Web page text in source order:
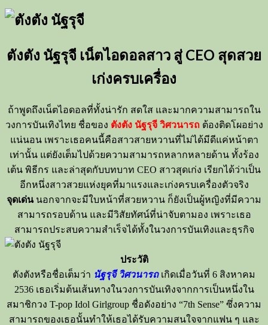
ตังตัง นัฐรุจี เน็ตไอดอลสาว สู่CEO สุดสวย
เก่งครบเครื่อง
ถ้าพูดถึงเน็ตไอดอลที่ทั้งน่ารัก สดใส และมากความสามารถใน
วงการบันเทิงไทย ชื่อของ ตังตัง นัฐรุจี วิศวนารถ ต้องติดโผอย่าง
แน่นอน เพราะเธอคนนี้คือสาวสายหวานที่ไม่ได้มีดีแค่หน้าตา
เท่านั้น แต่ยังเต็มไปด้วยความสามารถหลากหลายด้าน ทั้งร้อง
เต้น พิธีกร และล่าสุดกับบทบาท CEO สาวสุดเก่ง เรียกได้ว่าเป็น
อีกหนึ่งสาวสวยแห่งยุคที่มาแรงและเก่งครบเครื่องตัวจริง
จุดเด่น นอกจากจะมีใบหน้าที่สวยหวาน ก็ยังเป็นผู้หญิงที่มีความ
สามารถรอบด้าน และมีวิสัยทัศน์ที่น่าจับตามอง เพราะเธอ
สามารถประสบความสำเร็จได้ทั้งในวงการบันเทิงและธุรกิจ
ประวัติ
ตังตังหรือชื่อเต็มว่า นัฐรุจี วิศวนารถ เกิดเมื่อวันที่ 6 สิงหาคม
2536 เธอเริ่มต้นเส้นทางในวงการบันเทิงจากการเป็นหนึ่งใน
สมาชิกวง T-pop Idol Girlgroup ชื่อดังอย่าง “7th Sense” ซึ่งความ
สามารถของเธอนั้นทำให้เธอได้รับความสนใจจากแฟน ๆ และ